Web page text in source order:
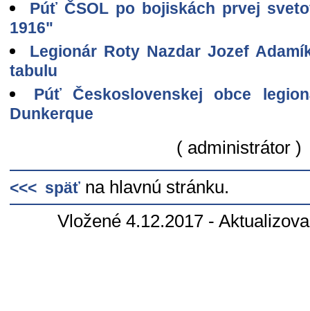
Púť ČSOL po bojiskách prvej
1916"
Legionár Roty Nazdar Jozef
tabulu
Púť Československej obce
Dunkerque
( administrátor )
<<< späť na hlavnú stránku.
Vložené 4.12.2017 -